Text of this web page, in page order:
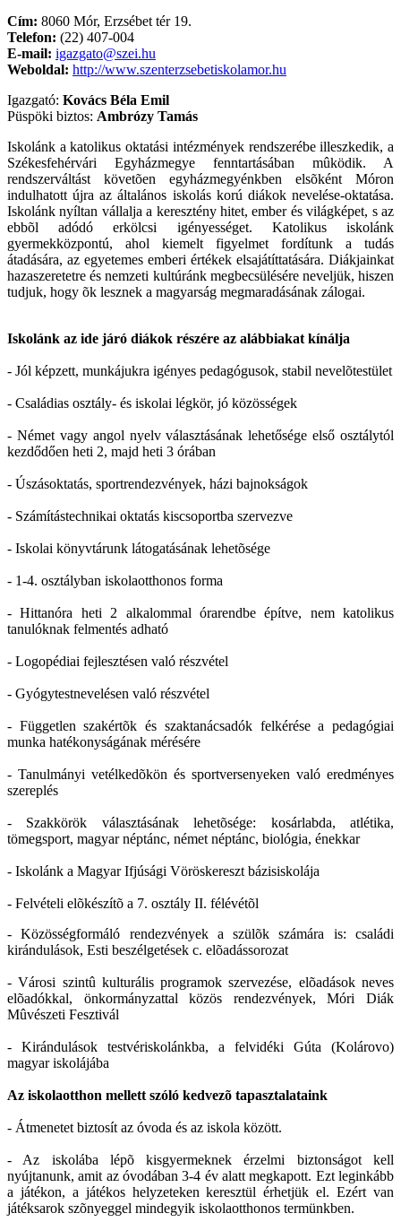
Cím: 8060 Mór, Erzsébet tér 19.
Telefon: (22) 407-004
E-mail: igazgato@szei.hu
Weboldal: http://www.szenterzsebetiskolamor.hu
Igazgató: Kovács Béla Emil
Püspöki biztos: Ambrózy Tamás
Iskolánk a katolikus oktatási intézmények rendszerébe illeszkedik, a
Székesfehérvári Egyházmegye fenntartásában mûködik. A
rendszerváltást követõen egyházmegyénkben elsõként Móron
indulhatott újra az általános iskolás korú diákok nevelése-oktatása.
Iskolánk nyíltan vállalja a keresztény hitet, ember és világképet, s az
ebbõl adódó erkölcsi igényességet. Katolikus iskolánk
gyermekközpontú, ahol kiemelt figyelmet fordítunk a tudás
átadására, az egyetemes emberi értékek elsajátíttatására. Diákjainkat
hazaszeretetre és nemzeti kultúránk megbecsülésére neveljük, hiszen
tudjuk, hogy õk lesznek a magyarság megmaradásának zálogai.
Iskolánk az ide járó diákok részére az alábbiakat kínálja
- Jól képzett, munkájukra igényes pedagógusok, stabil nevelõtestület
- Családias osztály- és iskolai légkör, jó közösségek
- Német vagy angol nyelv választásának lehetősége első osztálytól
kezdődően heti 2, majd heti 3 órában
- Úszásoktatás, sportrendezvények, házi bajnokságok
- Számítástechnikai oktatás kiscsoportba szervezve
- Iskolai könyvtárunk látogatásának lehetõsége
- 1-4. osztályban iskolaotthonos forma
- Hittanóra heti 2 alkalommal órarendbe építve, nem katolikus
tanulóknak felmentés adható
- Logopédiai fejlesztésen való részvétel
- Gyógytestnevelésen való részvétel
- Független szakértõk és szaktanácsadók felkérése a pedagógiai
munka hatékonyságának mérésére
- Tanulmányi vetélkedõkön és sportversenyeken való eredményes
szereplés
- Szakkörök választásának lehetõsége: kosárlabda, atlétika,
tömegsport, magyar néptánc, német néptánc, biológia, énekkar
- Iskolánk a Magyar Ifjúsági Vöröskereszt bázisiskolája
- Felvételi elõkészítõ a 7. osztály II. félévétõl
- Közösségformáló rendezvények a szülõk számára is: családi
kirándulások, Esti beszélgetések c. elõadássorozat
- Városi szintû kulturális programok szervezése, elõadások neves
elõadókkal, önkormányzattal közös rendezvények, Móri Diák
Mûvészeti Fesztivál
- Kirándulások testvériskolánkba, a felvidéki Gúta (Kolárovo)
magyar iskolájába
Az iskolaotthon mellett szóló kedvezõ tapasztalataink
- Átmenetet biztosít az óvoda és az iskola között.
- Az iskolába lépõ kisgyermeknek érzelmi biztonságot kell
nyújtanunk, amit az óvodában 3-4 év alatt megkapott. Ezt leginkább
a játékon, a játékos helyzeteken keresztül érhetjük el. Ezért van
játéksarok szõnyeggel mindegyik iskolaotthonos termünkben.